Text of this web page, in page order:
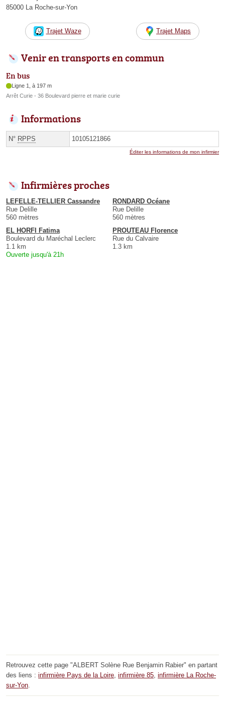
85000 La Roche-sur-Yon
Trajet Waze Trajet Maps
Venir en transports en commun
En bus
Ligne 1, à 197 m
Arrêt Curie - 36 Boulevard pierre et marie curie
Informations
N° RPPS 10105121866
Éditer les informations de mon infirmier
Infirmières proches
LEFELLE-TELLIER Cassandre
Rue Delille
560 mètres
RONDARD Océane
Rue Delille
560 mètres
EL HORFI Fatima
Boulevard du Maréchal Leclerc
1.1 km
Ouverte jusqu'à 21h
PROUTEAU Florence
Rue du Calvaire
1.3 km
Retrouvez cette page "ALBERT Solène Rue Benjamin Rabier" en partant
des liens : infirmière Pays de la Loire, infirmière 85, infirmière La Roche-
sur-Yon.